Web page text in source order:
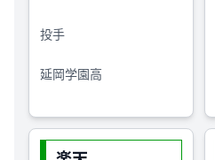
投手
延岡学園高